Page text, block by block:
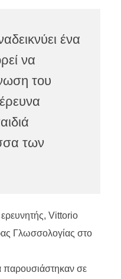
ένα
να
του
των
Vittorio
Γλωσσολογίας στο
παρουσιάστηκαν σε